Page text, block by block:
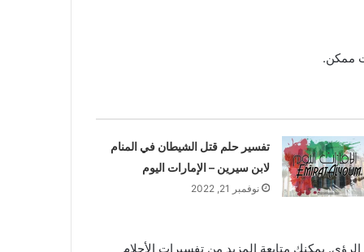
ممكن.
تفسير حلم قتل الشيطان في المنام
لابن سيرين – الإمارات اليوم
نوفمبر 21, 2022
يمكنك متابعة المزيد من تفسيرات الأحلام